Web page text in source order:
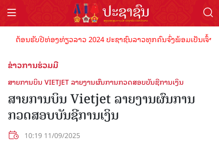
ຕ້ອນຮັບປີທ່ອງທ່ຽວລາວ 2024 ປະຊາຊົນລາວທຸກຄົນຈົ່ງພ້ອມເປັນເຈົ້າພ
ຂ່າວການຮ່ວມມື
ສາຍການບິນ VIETJET ລາຍງານຜົນການກວດສອບບັນຊີການເງິນ
ສາຍການບິນ Vietjet ລາຍງານຜົນການ
ກວດສອບບັນຊີການເງິນ
10:19 11/09/2025